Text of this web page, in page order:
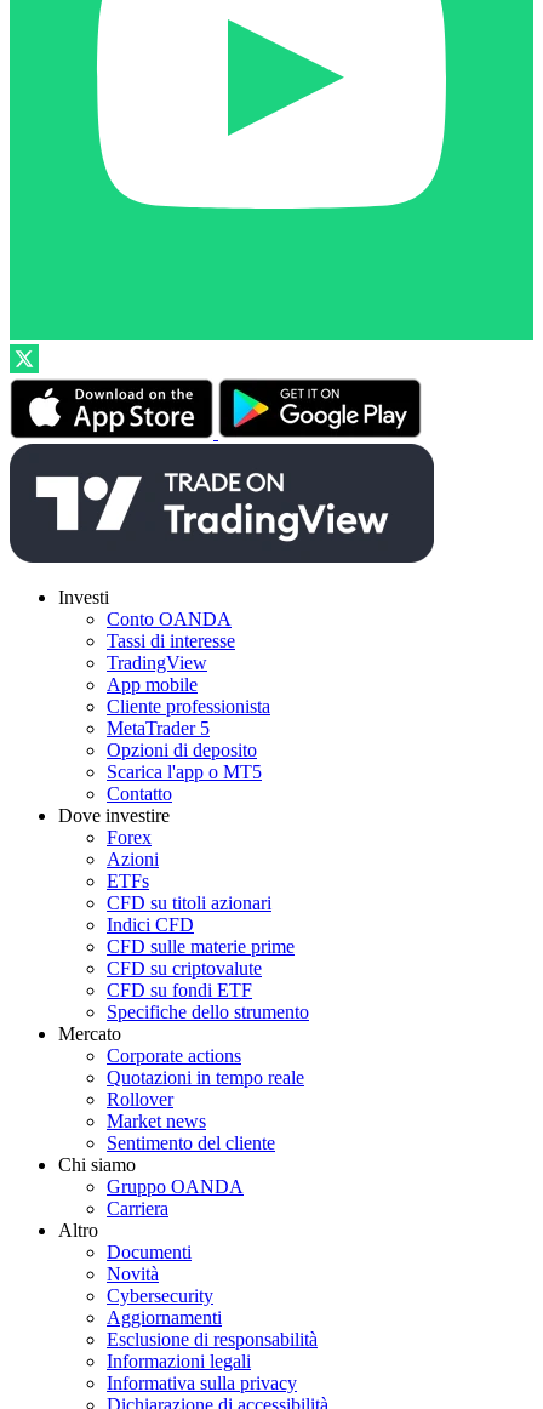
Investi
Conto OANDA
Tassi di interesse
TradingView
App mobile
Cliente professionista
MetaTrader 5
Opzioni di deposito
Scarica l'app o MT5
Contatto
Dove investire
Forex
Azioni
ETFs
CFD su titoli azionari
Indici CFD
CFD sulle materie prime
CFD su criptovalute
CFD su fondi ETF
Specifiche dello strumento
Mercato
Corporate actions
Quotazioni in tempo reale
Rollover
Market news
Sentimento del cliente
Chi siamo
Gruppo OANDA
Carriera
Altro
Documenti
Novità
Cybersecurity
Aggiornamenti
Esclusione di responsabilità
Informazioni legali
Informativa sulla privacy
Dichiarazione di accessibilità